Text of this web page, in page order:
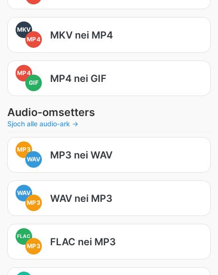
MKV
MP4
MKV nei MP4
MP4
GIF
MP4 nei GIF
Audio-omsetters
Sjoch alle audio-ark →
MP3
WAV
MP3 nei WAV
WAV
MP3
WAV nei MP3
FLAC
MP3 FLAC nei MP3